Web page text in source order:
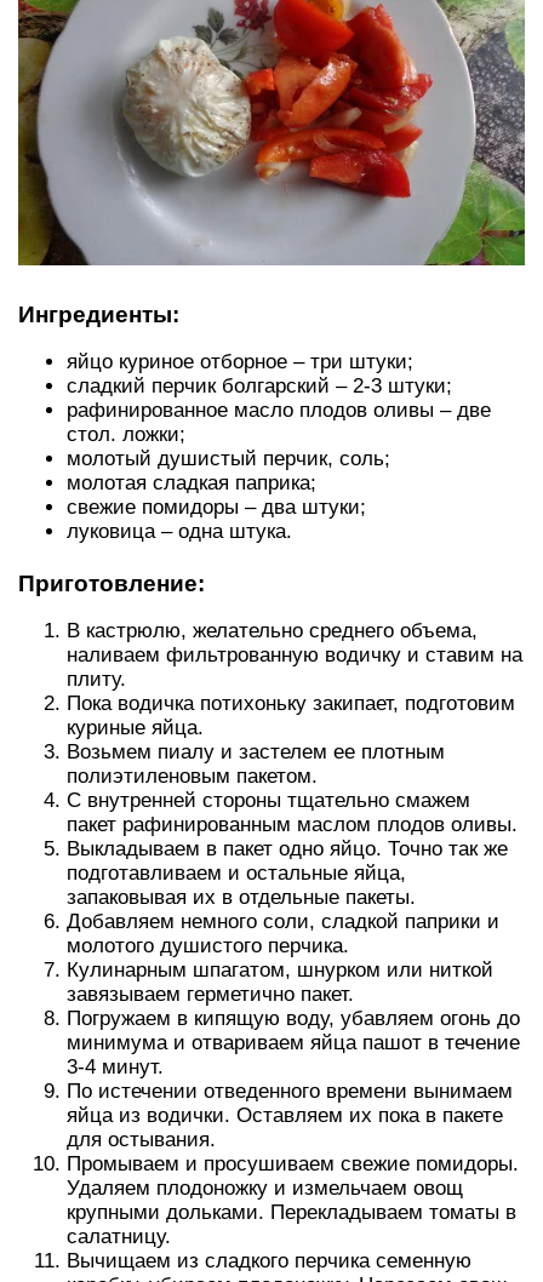
Ингредиенты:
яйцо куриное отборное – три штуки;
сладкий перчик болгарский – 2-3 штуки;
рафинированное масло плодов оливы – две
стол. ложки;
молотый душистый перчик, соль;
молотая сладкая паприка;
свежие помидоры – два штуки;
луковица – одна штука.
Приготовление:
В кастрюлю, желательно среднего объема,
наливаем фильтрованную водичку и ставим на
плиту.
Пока водичка потихоньку закипает, подготовим
куриные яйца.
Возьмем пиалу и застелем ее плотным
полиэтиленовым пакетом.
С внутренней стороны тщательно смажем
пакет рафинированным маслом плодов оливы.
Выкладываем в пакет одно яйцо. Точно так же
подготавливаем и остальные яйца,
запаковывая их в отдельные пакеты.
Добавляем немного соли, сладкой паприки и
молотого душистого перчика.
Кулинарным шпагатом, шнурком или ниткой
завязываем герметично пакет.
Погружаем в кипящую воду, убавляем огонь до
минимума и отвариваем яйца пашот в течение
3-4 минут.
По истечении отведенного времени вынимаем
яйца из водички. Оставляем их пока в пакете
для остывания.
Промываем и просушиваем свежие помидоры.
Удаляем плодоножку и измельчаем овощ
крупными дольками. Перекладываем томаты в
салатницу.
Вычищаем из сладкого перчика семенную